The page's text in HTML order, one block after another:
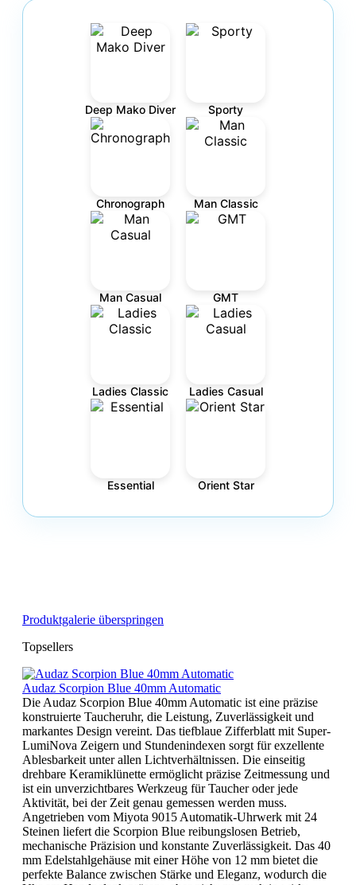
Deep Mako Diver Sporty
Chronograph Man Classic
Man Casual GMT
Ladies Classic Ladies Casual
Essential Orient Star
Produktgalerie überspringen
Topsellers
Audaz Scorpion Blue 40mm Automatic
Die Audaz Scorpion Blue 40mm Automatic ist eine präzise
konstruierte Taucheruhr, die Leistung, Zuverlässigkeit und
markantes Design vereint. Das tiefblaue Zifferblatt mit Super-
LumiNova Zeigern und Stundenindexen sorgt für exzellente
Ablesbarkeit unter allen Lichtverhältnissen. Die einseitig
drehbare Keramiklünette ermöglicht präzise Zeitmessung und
ist ein unverzichtbares Werkzeug für Taucher oder jede
Aktivität, bei der Zeit genau gemessen werden muss.
Angetrieben vom Miyota 9015 Automatik-Uhrwerk mit 24
Steinen liefert die Scorpion Blue reibungslosen Betrieb,
mechanische Präzision und konstante Zuverlässigkeit. Das 40
mm Edelstahlgehäuse mit einer Höhe von 12 mm bietet die
perfekte Balance zwischen Stärke und Eleganz, wodurch die